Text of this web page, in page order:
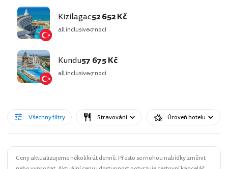
Kizilagac52 652 Kč
all inclusive7 nocí
Kundu57 675 Kč
all inclusive7 nocí
Všechny filtry Stravování Úroveň hotelu
Ceny aktualizujeme několikrát denně. Přesto se mohou nabídky změnit